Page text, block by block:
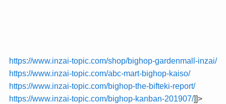
https://www.inzai-topic.com/shop/bighop-gardenmall-inzai/
https://www.inzai-topic.com/abc-mart-bighop-kaiso/
https://www.inzai-topic.com/bighop-the-bifteki-report/
https://www.inzai-topic.com/bighop-kanban-201907/]]>